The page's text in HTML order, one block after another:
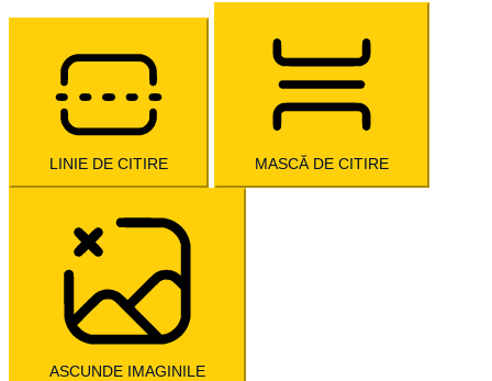
LINIE DE CITIRE MASCĂ DE CITIRE
ASCUNDE IMAGINILE